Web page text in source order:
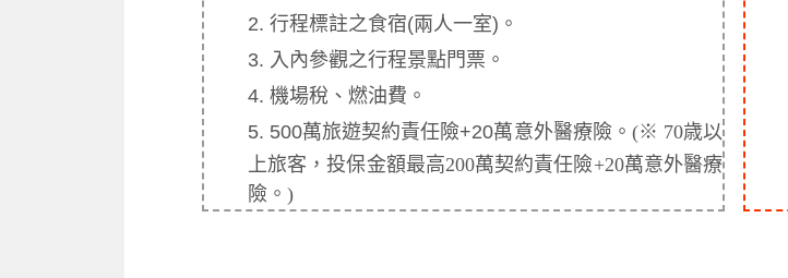
2. 行程標註之食宿(兩人一室) 。
3. 入內參觀之行程景點門票 。
4. 機場稅、燃油費 。
5. 500萬旅遊契約責任險+20萬意外醫療險。 (※ 70歳以
上旅客，投保金額最高200萬契約責任險+20萬意外醫療
險。)